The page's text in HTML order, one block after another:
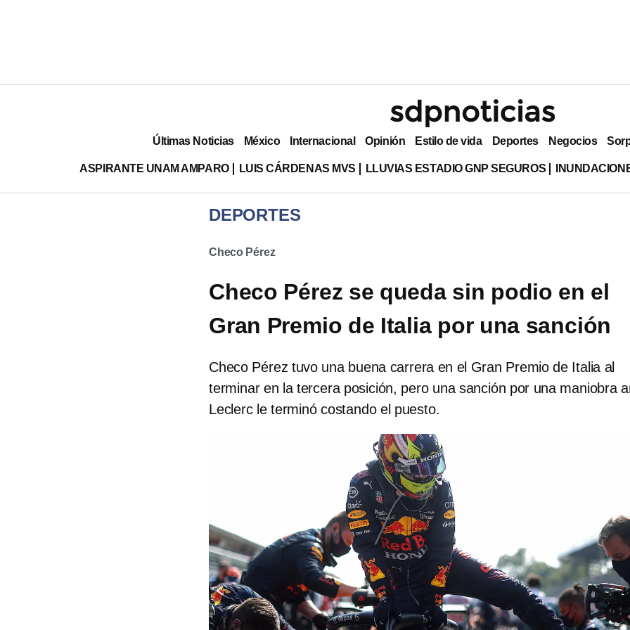
Últimas Noticias México Internacional Opinión Estilo de vida Deportes Negocios
ASPIRANTE UNAM AMPARO LUIS CÁRDENAS MVS LLUVIAS ESTADIO GNP SEGUROS
DEPORTES
Checo Pérez
Checo Pérez se queda sin podio en el
Gran Premio de Italia por una sanción
Checo Pérez tuvo una buena carrera en el Gran Premio de Italia al
terminar en la tercera posición, pero una sanción por una maniobra
Leclerc le terminó costando el puesto.